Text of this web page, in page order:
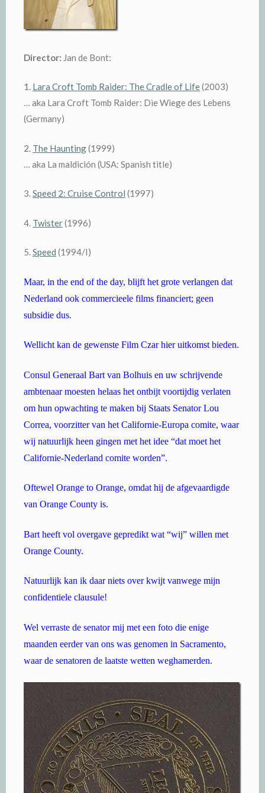
Director: Jan de Bont:
1. Lara Croft Tomb Raider: The Cradle of Life(2003)
… aka Lara Croft Tomb Raider: Die Wiege des Lebens
(Germany)
2. The Haunting(1999)
… aka La maldición (USA: Spanish title)
3.Speed 2: Cruise Control (1997)
4. Twister(1996)
5.Speed (1994/I)
Maar, in the end of the day, blijft het grote verlangen dat
Nederland ook commercieele films financiert; geen
subsidie dus.
Wellicht kan de gewenste Film Czar hier uitkomst bieden.
Consul Generaal Bart van Bolhuis en uw schrijvende
ambtenaar moesten helaas het ontbijt voortijdig verlaten
om hun opwachting te maken bij Staats Senator Lou
Correa, voorzitter van het Californie-Europa comite, waar
wij natuurlijk heen gingen met het idee “dat moet het
Californie-Nederland comite worden”.
Oftewel Orange to Orange, omdat hij de afgevaardigde
van Orange County is.
Bart heeft vol overgave gepredikt wat “wij” willen met
Orange County.
Natuurlijk kan ik daar niets over kwijt vanwege mijn
confidentiele clausule!
Wel verraste de senator mij met een foto die enige
maanden eerder van ons was genomen in Sacramento,
waar de senatoren de laatste wetten weghamerden.